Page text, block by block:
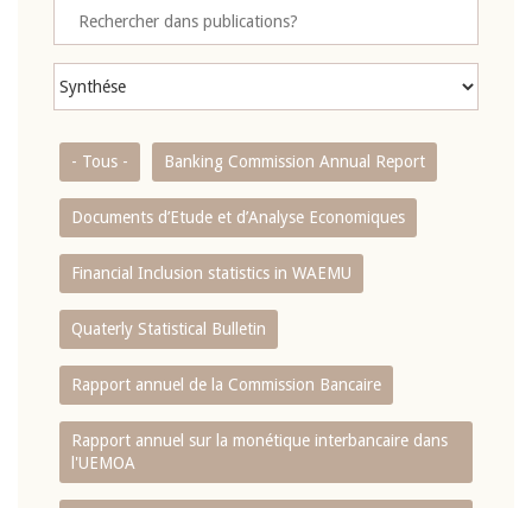
- Tous - Banking Commission Annual Report
Documents d’Etude et d’Analyse Economiques
Financial Inclusion statistics in WAEMU
Quaterly Statistical Bulletin
Rapport annuel de la Commission Bancaire
Rapport annuel sur la monétique interbancaire dans
l'UEMOA